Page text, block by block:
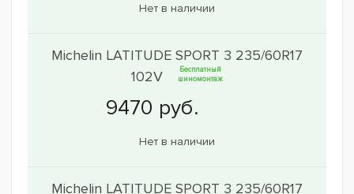
Нет в наличии
Michelin LATITUDE SPORT 3 235/60R17
102V
Бесплатный
шиномонтаж
Нет в наличии
Michelin LATITUDE SPORT 3 235/60R17